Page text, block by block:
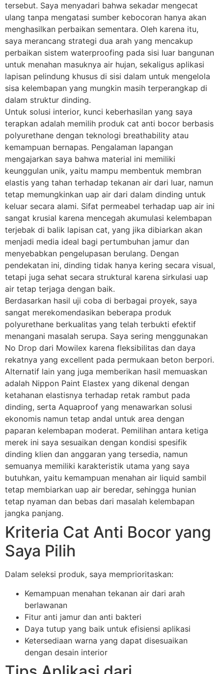
tersebut. Saya menyadari bahwa sekadar mengecat
ulang tanpa mengatasi sumber kebocoran hanya akan
menghasilkan perbaikan sementara. Oleh karena itu,
saya merancang strategi dua arah yang mencakup
perbaikan sistem waterproofing pada sisi luar bangunan
untuk menahan masuknya air hujan, sekaligus aplikasi
lapisan pelindung khusus di sisi dalam untuk mengelola
sisa kelembapan yang mungkin masih terperangkap di
dalam struktur dinding.
Untuk solusi interior, kunci keberhasilan yang saya
terapkan adalah memilih produk cat anti bocor berbasis
polyurethane dengan teknologi breathability atau
kemampuan bernapas. Pengalaman lapangan
mengajarkan saya bahwa material ini memiliki
keunggulan unik, yaitu mampu membentuk membran
elastis yang tahan terhadap tekanan air dari luar, namun
tetap memungkinkan uap air dari dalam dinding untuk
keluar secara alami. Sifat permeabel terhadap uap air ini
sangat krusial karena mencegah akumulasi kelembapan
terjebak di balik lapisan cat, yang jika dibiarkan akan
menjadi media ideal bagi pertumbuhan jamur dan
menyebabkan pengelupasan berulang. Dengan
pendekatan ini, dinding tidak hanya kering secara visual,
tetapi juga sehat secara struktural karena sirkulasi uap
air tetap terjaga dengan baik.
Berdasarkan hasil uji coba di berbagai proyek, saya
sangat merekomendasikan beberapa produk
polyurethane berkualitas yang telah terbukti efektif
menangani masalah serupa. Saya sering menggunakan
No Drop dari Mowilex karena fleksibilitas dan daya
rekatnya yang excellent pada permukaan beton berpori.
Alternatif lain yang juga memberikan hasil memuaskan
adalah Nippon Paint Elastex yang dikenal dengan
ketahanan elastisnya terhadap retak rambut pada
dinding, serta Aquaproof yang menawarkan solusi
ekonomis namun tetap andal untuk area dengan
paparan kelembapan moderat. Pemilihan antara ketiga
merek ini saya sesuaikan dengan kondisi spesifik
dinding klien dan anggaran yang tersedia, namun
semuanya memiliki karakteristik utama yang saya
butuhkan, yaitu kemampuan menahan air liquid sambil
tetap membiarkan uap air beredar, sehingga hunian
tetap nyaman dan bebas dari masalah kelembapan
jangka panjang.
Kriteria Cat Anti Bocor yang
Saya Pilih
Dalam seleksi produk, saya memprioritaskan:
Kemampuan menahan tekanan air dari arah
berlawanan
Fitur anti jamur dan anti bakteri
Daya tutup yang baik untuk efisiensi aplikasi
Ketersediaan warna yang dapat disesuaikan
dengan desain interior